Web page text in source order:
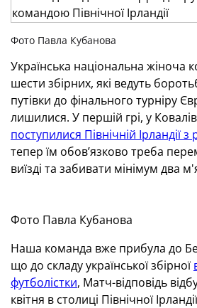
Фото Павла Кубанова
Українська національна жіноча
шести збірних, які ведуть
путівки до фінального турніру
лишилися. У першій грі, у
поступилися Північній Ірландії
тепер їм обов’язково треба
виїзді та забивати мінімум два
Фото Павла Кубанова
Наша команда вже прибула до
що до складу української збірної
футболістки, Матч-відповідь
квітня в столиці Північної